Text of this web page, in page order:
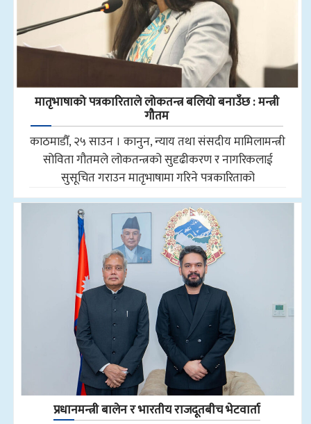
मातृभाषाको पत्रकारिताले लोकतन्त्र बलियो बनाउँछ : मन्त्री
गौतम
काठमाडौँ, २५ साउन । कानुन, न्याय तथा संसदीय मामिलामन्त्री
सोविता गौतमले लोकतन्त्रको सुदृढीकरण र नागरिकलाई
सुसूचित गराउन मातृभाषामा गरिने पत्रकारिताको
प्रधानमन्त्री बालेन र भारतीय राजदूतबीच भेटवार्ता